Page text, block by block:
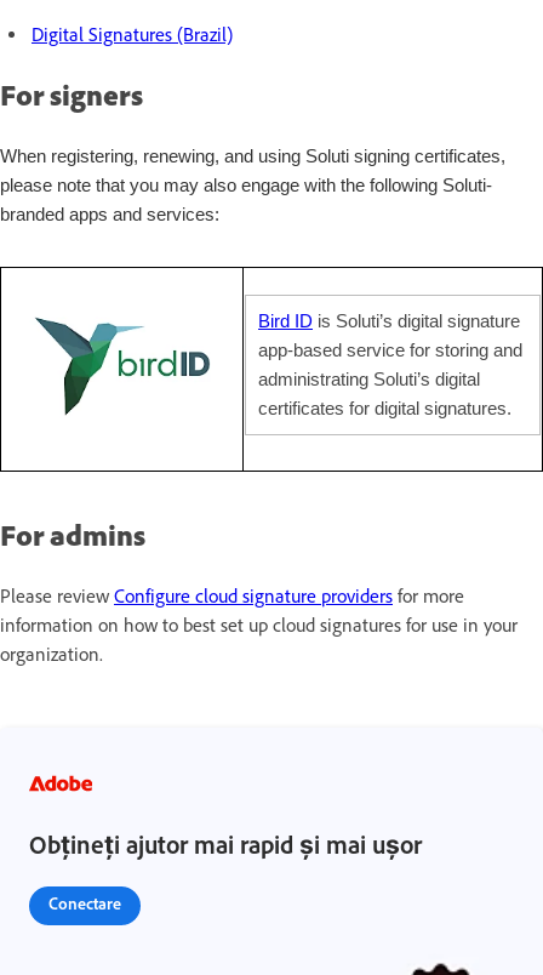
Digital Signatures (Brazil)
For signers
When registering, renewing, and using Soluti signing certificates,
please note that you may also engage with the following Soluti-
branded apps and services:
Bird ID is Soluti’s digital signature
app-based service for storing and
administrating Soluti’s digital
certificates for digital signatures.
For admins
Please review Configure cloud signature providers for more
information on how to best set up cloud signatures for use in your
organization.
Obțineți ajutor mai rapid și mai ușor
Conectare